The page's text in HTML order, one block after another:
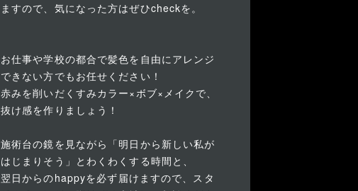
ますので、気になった方はぜひcheckを。
お仕事や学校の都合で髪色を自由にアレンジ
できない方でもお任せください！
赤みを削いだくすみカラー×ボブ×メイクで、
抜け感を作りましょう！
施術台の鏡を見ながら「明日から新しい私が
はじまりそう」とわくわくする時間と、
翌日からのhappyを必ず届けますので、スタ